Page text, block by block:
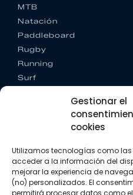
Gestionar el
cookies
Utilizamos tecnologías como
acceder a la información del
mejorar la experiencia de
(no) personalizados. El
permitirá procesar datos como
MTB
Natación
Paddleboard
Rugby
Running
Surf
CONTACTO
+34 662 342 177
info@vkssport.com
SÍGUENOS